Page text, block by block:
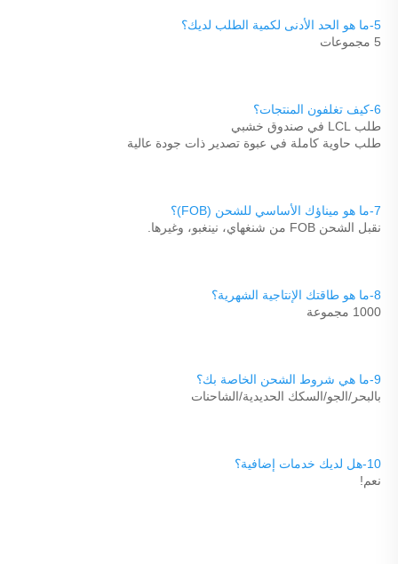
5-ما هو الحد الأدنى لكمية الطلب لديك؟
5 مجموعات
6-كيف تغلفون المنتجات؟
طلب LCL في صندوق خشبي
طلب حاوية كاملة في عبوة تصدير ذات جودة عالية
7-ما هو ميناؤك الأساسي للشحن (FOB)؟
نقبل الشحن FOB من شنغهاي، نينغبو، وغيرها.
8-ما هو طاقتك الإنتاجية الشهرية؟
1000 مجموعة
9-ما هي شروط الشحن الخاصة بك؟
بالبحر/الجو/السكك الحديدية/الشاحنات
10-هل لديك خدمات إضافية؟
نعم!